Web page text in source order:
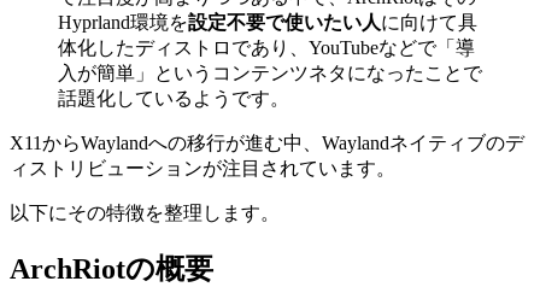
Hyprland環境を設定不要で使いたい人に向けて具
体化したディストロであり、YouTubeなどで「導
入が簡単」というコンテンツネタになったことで
話題化しているようです。
X11からWaylandへの移行が進む中、Waylandネイティブのデ
ィストリビューションが注目されています。
以下にその特徴を整理します。
ArchRiotの概要